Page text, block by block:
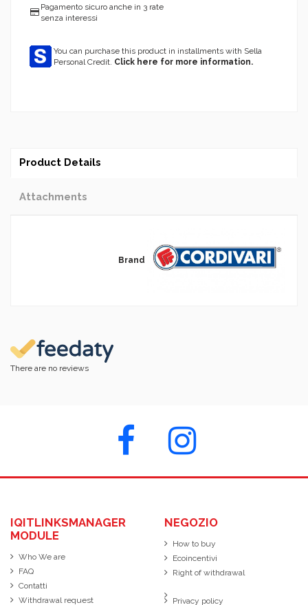
Pagamento sicuro anche in 3 rate
senza interessi
You can purchase this product in installments with Sella
Personal Credit. Click here for more information.
Product Details
Attachments
Brand
There are no reviews
IQITLINKSMANAGER
MODULE
Who We are
FAQ
Contatti
Withdrawal request
NEGOZIO
How to buy
Ecoincentivi
Right of withdrawal
Privacy policy